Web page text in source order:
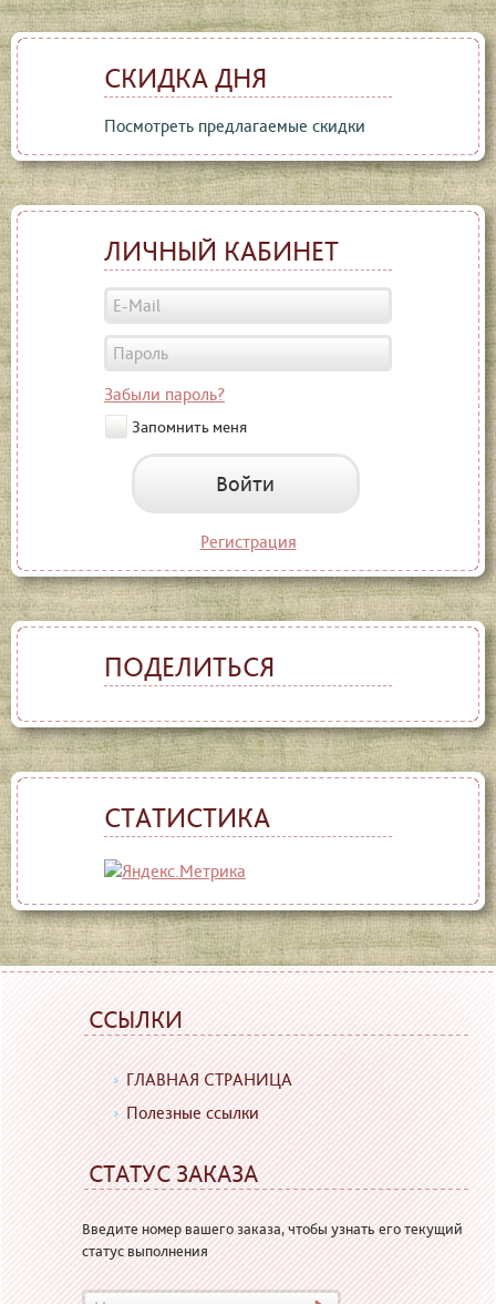
СКИДКА ДНЯ
Посмотреть предлагаемые скидки
ЛИЧНЫЙ КАБИНЕТ
Забыли пароль?
Запомнить меня
Войти
Регистрация
ПОДЕЛИТЬСЯ
СТАТИСТИКА
ССЫЛКИ
ГЛАВНАЯ СТРАНИЦА
Полезные ссылки
СТАТУС ЗАКАЗА
Введите номер вашего заказа, чтобы узнать его текущий
статус выполнения